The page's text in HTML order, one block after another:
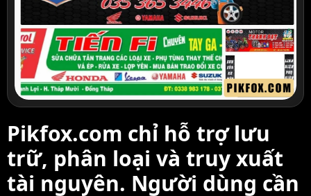
Pikfox.com chỉ hỗ trợ lưu
trữ, phân loại và truy xuất
tài nguyên. Người dùng cần